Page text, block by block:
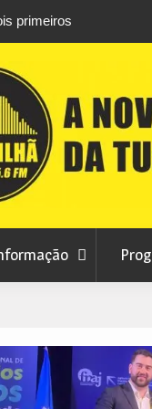
primeiros